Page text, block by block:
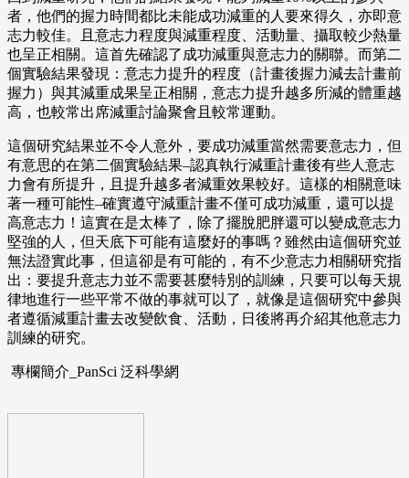
者，他們的握力時間都比未能成功減重的人要來得久，亦即意
志力較佳。且意志力程度與減重程度、活動量、攝取較少熱量
也呈正相關。這首先確認了成功減重與意志力的關聯。而第二
個實驗結果發現：意志力提升的程度（計畫後握力減去計畫前
握力）與其減重成果呈正相關，意志力提升越多所減的體重越
高，也較常出席減重討論聚會且較常運動。
這個研究結果並不令人意外，要成功減重當然需要意志力，但
有意思的在第二個實驗結果–認真執行減重計畫後有些人意志
力會有所提升，且提升越多者減重效果較好。這樣的相關意味
著一種可能性–確實遵守減重計畫不僅可成功減重，還可以提
高意志力！這實在是太棒了，除了擺脫肥胖還可以變成意志力
堅強的人，但天底下可能有這麼好的事嗎？雖然由這個研究並
無法證實此事，但這卻是有可能的，有不少意志力相關研究指
出：要提升意志力並不需要甚麼特別的訓練，只要可以每天規
律地進行一些平常不做的事就可以了，就像是這個研究中參與
者遵循減重計畫去改變飲食、活動，日後將再介紹其他意志力
訓練的研究。
專欄簡介_PanSci 泛科學網